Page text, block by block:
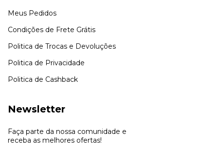
Meus Pedidos
Condições de Frete Grátis
Politica de Trocas e Devoluções
Politica de Privacidade
Politica de Cashback
Newsletter
Faça parte da nossa comunidade e
receba as melhores ofertas!